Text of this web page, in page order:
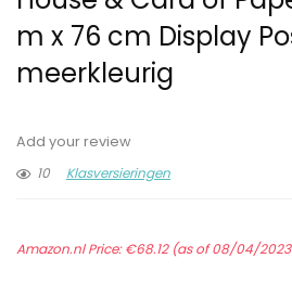
m x 76 cm Display
meerkleurig
Add your review
10
Klasversieringen
Amazon.nl Price:€68.12(as of 08/04/2023